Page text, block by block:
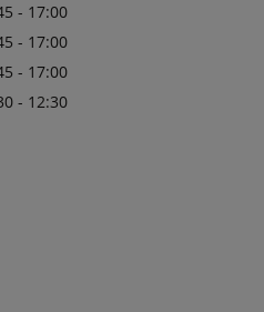
- 17:00
- 17:00
- 17:00
- 12:30